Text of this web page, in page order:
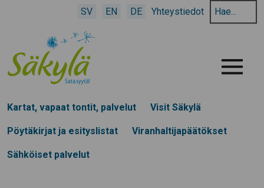
SV EN DE Yhteystiedot
Hae
hakusanalla:
Menu
Kartat, vapaat tontit, palvelut Visit Säkylä
Pöytäkirjat ja esityslistat Viranhaltijapäätökset
Sähköiset palvelut